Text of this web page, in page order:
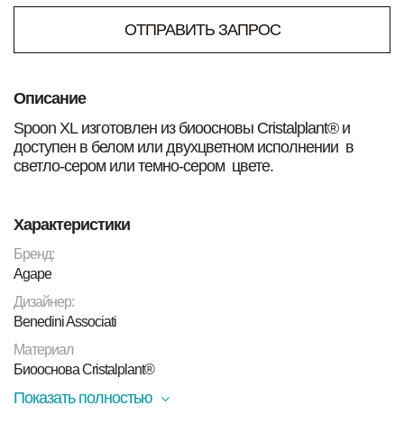
ОТПРАВИТЬ ЗАПРОС
Описание
Spoon XL изготовлен из биоосновы Cristalplant® и
доступен в белом или двухцветном исполнении в
светло-сером или темно-сером цвете.
Характеристики
Бренд:
Agape
Дизайнер:
Benedini Associati
Материал
Биооснова Cristalplant®
Показать полностью